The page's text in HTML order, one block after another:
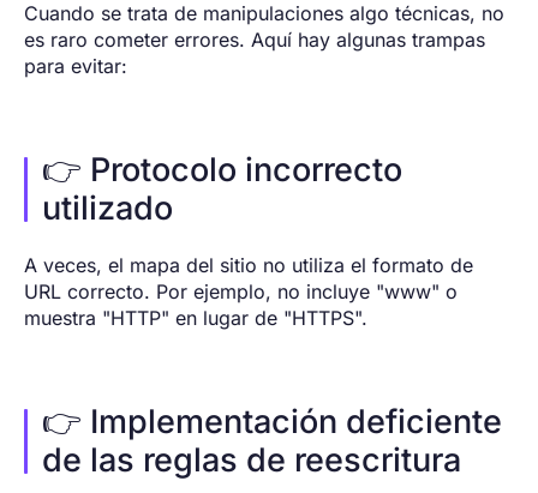
Cuando se trata de manipulaciones algo técnicas, no
es raro cometer errores. Aquí hay algunas trampas
para evitar:
👉 Protocolo incorrecto
utilizado
A veces, el mapa del sitio no utiliza el formato de
URL correcto. Por ejemplo, no incluye "www" o
muestra "HTTP" en lugar de "HTTPS".
👉 Implementación deficiente
de las reglas de reescritura